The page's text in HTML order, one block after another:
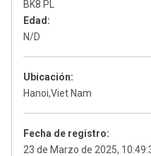
BK8 PL
Edad:
N/D
Ubicación:
Hanoi,Viet Nam
Fecha de registro:
23 de Marzo de 2025,